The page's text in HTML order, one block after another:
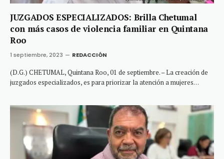
JUZGADOS ESPECIALIZADOS: Brilla Chetumal
con más casos de violencia familiar en Quintana
Roo
1 septiembre, 2023 REDACCIÓN
(D.G.) CHETUMAL, Quintana Roo, 01 de septiembre. – La creación de
juzgados especializados, es para priorizar la atención a mujeres…